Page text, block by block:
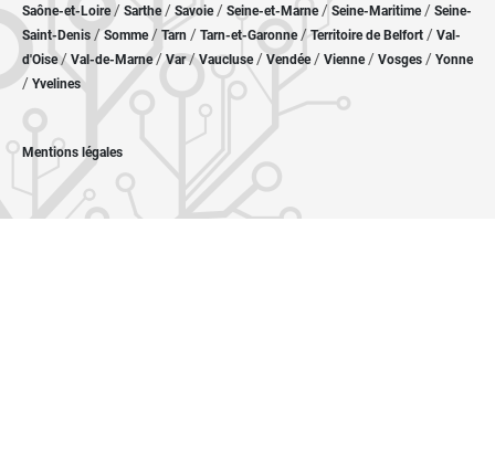
Saône-et-Loire/ Sarthe/ Savoie/ Seine-et-Marne/ Seine-Maritime/ Seine-
Saint-Denis /Somme/ Tarn / Tarn-et-Garonne/Territoire de Belfort / Val-
d'Oise/ Val-de-Marne/Var/Vaucluse/ Vendée/ Vienne/ Vosges / Yonne
/ Yvelines
Mentions légales